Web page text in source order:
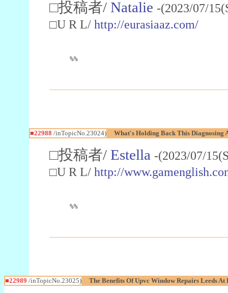
□投稿者/ Natalie -(2023/07/
□U R L/ http://eurasiaaz.com/
%%
■22988 /inTopicNo.23024) What's Holding Back This Diagnosing
□投稿者/ Estella -(2023/07/
□U R L/ http://
%%
■22989 /inTopicNo.23025) The Benefits Of Upvc Window Repairs Leeds